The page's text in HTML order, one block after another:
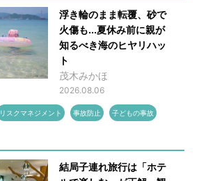
浮き輪のまま転覆、砂で
火傷も...夏休み前に親が
知るべき海のヒヤリハッ
ト
茂木みかほ
2026.08.06
リスクマネジメント 事故防止 子どもの事故
結局子連れ旅行は「ホテ